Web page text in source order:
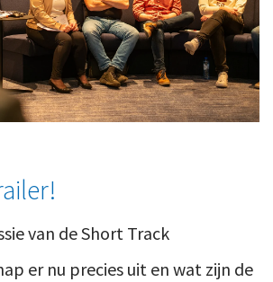
van de Short Track
er nu precies uit en wat zijn de